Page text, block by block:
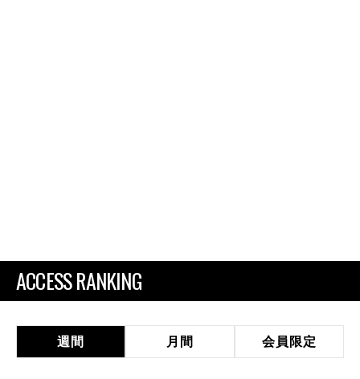
ACCESS RANKING
週間 月間 会員限定